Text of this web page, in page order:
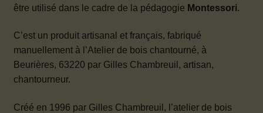
être utilisé dans le cadre de la pédagogie Montessori.
C’est un produit artisanal et français, fabriqué
manuellement à l’Atelier de bois chantourné, à
Beurières, 63220 par Gilles Chambreuil, artisan,
chantourneur.
Créé en 1996 par Gilles Chambreuil, l’atelier de bois